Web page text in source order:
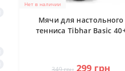
Нет в наличии
Мячи для настольного
тенниса Tibhar Basic
349 грн 299 грн